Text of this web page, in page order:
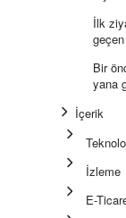
İlk
Bir
yana
İçerik
İzleme
E-